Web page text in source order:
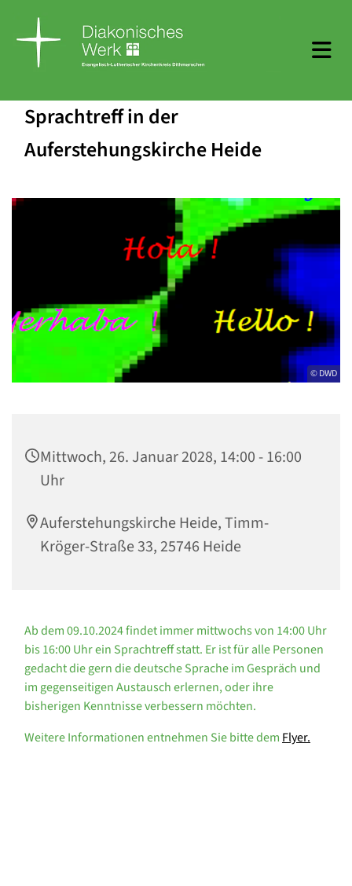
Sprachtreff in der
Auferstehungskirche Heide
© DWD
Mittwoch, 26. Januar 2028, 14:00 - 16:00
Uhr
Auferstehungskirche Heide, Timm-
Kröger-Straße 33, 25746 Heide
Ab dem 09.10.2024 findet immer mittwochs von 14:00 Uhr
bis 16:00 Uhr ein Sprachtreff statt. Er ist für alle Personen
gedacht die gern die deutsche Sprache im Gespräch und
im gegenseitigen Austausch erlernen, oder ihre
bisherigen Kenntnisse verbessern möchten.
Weitere Informationen entnehmen Sie bitte dem Flyer.